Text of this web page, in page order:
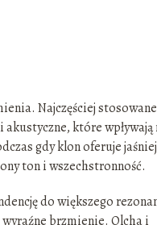
Najczęściej stosowane
które wpływają
gdy klon oferuje
ton i wszechstronność.
do większego
brzmienie. Olcha i